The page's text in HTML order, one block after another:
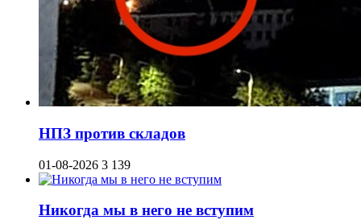
НПЗ против складов
01-08-2026 3 139
Никогда мы в него не вступим